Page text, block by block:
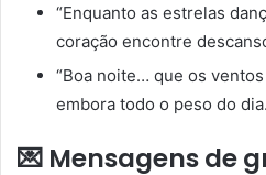
“Enquanto as estrelas
coração encontre
“Boa noite… que os
embora todo o peso do
💌 Mensagens de